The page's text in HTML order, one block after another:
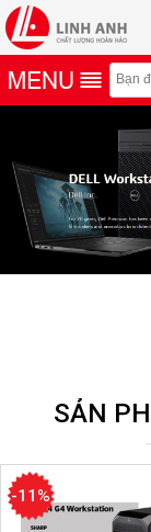
SẢN
-11%